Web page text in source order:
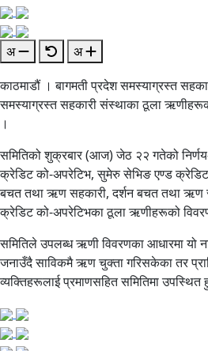
अ
अ
काठमाडौं । बागमती प्रदेश समस्याग्रस्त
समस्याग्रस्त सहकारी संस्थाका ठूला
।
समितिको शुक्रबार (आज) जेठ २२ गतेको
क्रेडिट को-अपरेटिभ, सुमेरु सेभिङ एण्ड
बचत तथा ऋण सहकारी, दर्शन बचत तथा ऋण
क्रेडिट को-अपरेटिभका ठूला ऋणीहरूको विवरण
समितिले उपलब्ध ऋणी विवरणका आधारमा यो
जनाउँदै साविकमै ऋण चुक्ता गरिसकेका तर
व्यक्तिहरूलाई प्रमाणसहित समितिमा